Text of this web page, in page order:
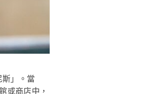
」。當
或商店中，